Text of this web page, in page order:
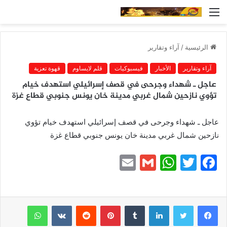
القائمة
الرئيسية / آراء وتقارير
آراء وتقارير الأخبار فيسبوكيات قلم لايساوم قهوة تعزية
عاجل ـ شهداء وجرحى في قصف إسرائيلي استهدف خيام
تؤوي نازحين شمال غربي مدينة خان يونس جنوبي قطاع غزة
عاجل ـ شهداء وجرحى في قصف إسرائيلي استهدف خيام تؤوي
نازحين شمال غربي مدينة خان يونس جنوبي قطاع غزة
F
c
e
T
itt
er
W
at
s
G
ai
l
ai
l
لينكدإن بينتيريست واتساب